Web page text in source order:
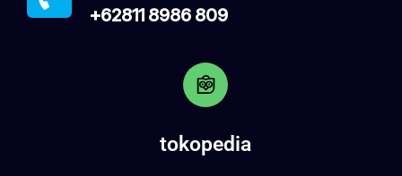
+62811 8986 809
tokopedia